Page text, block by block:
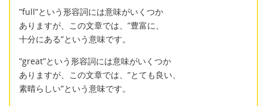
”full”という形容詞には意味がいくつか
ありますが、この文章では、”豊富に、
十分にある”という意味です。
”great”という形容詞には意味がいくつか
ありますが、この文章では、”とても良い、
素晴らしい”という意味です。